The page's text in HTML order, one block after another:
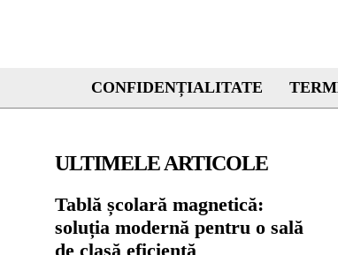
CONFIDENȚIALITATE
ULTIMELE ARTICOLE
Tablă școlară magnetică:
soluția modernă pentru o sală
de clasă eficientă